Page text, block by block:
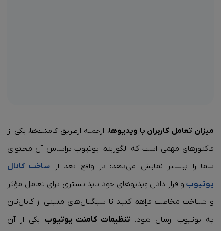
میزان تعامل کاربران با ویدیوها، ازجمله ازطریق کامنت‌ها، یکی از
فاکتورهای مهمی است که الگوریتم یوتیوب براساس آن محتوای
شما را بیشتر نمایش می‌دهد؛ در واقع بعد از ساخت کانال
یوتیوب و قرار دادن ویدیوهای خود باید بستری برای تعامل مؤثر
و شناخت مخاطب فراهم کنید تا سیگنال‌های مثبتی از کانال‌تان
به یوتیوب ارسال شود. تنظیمات کامنت یوتیوب یکی از آن